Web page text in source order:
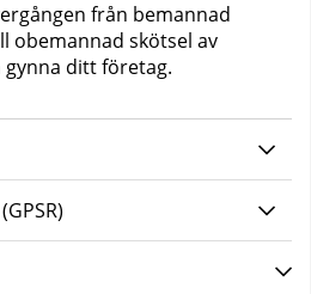
från bemannad
obemannad skötsel av
ditt företag.